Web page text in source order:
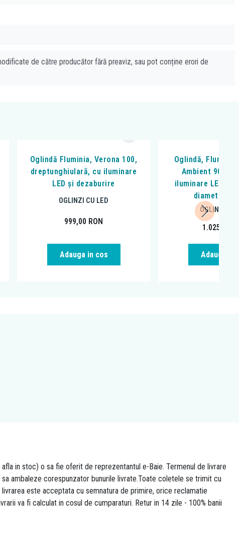
de către producător fără preaviz, sau pot conține erori de
Oglindă Fluminia, Verona 100,
dreptunghiulară, cu iluminare
LED și dezaburire
OGLINZI CU LED
999,00 RON
Adauga in cos
Oglindă, Fluminia,
Ambient 90,
iluminare LED și
diametru =
OGLINZI CU
1.025,00
Adauga in
in stoc) o sa fie oferit de reprezentantul e-Baie. Termenul de livrare
ambaleze corespunzator bunurile livrate.Toate coletele se trimit cu
este acceptata cu semnatura de primire, orice reclamatie
va fi calculat in cosul de cumparaturi. Retur in 14 zile - 100% banii